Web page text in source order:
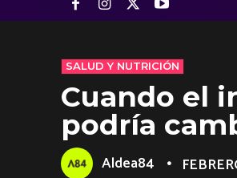
SALUD Y NUTRICIÓN
Cuando el
podría
Aldea84